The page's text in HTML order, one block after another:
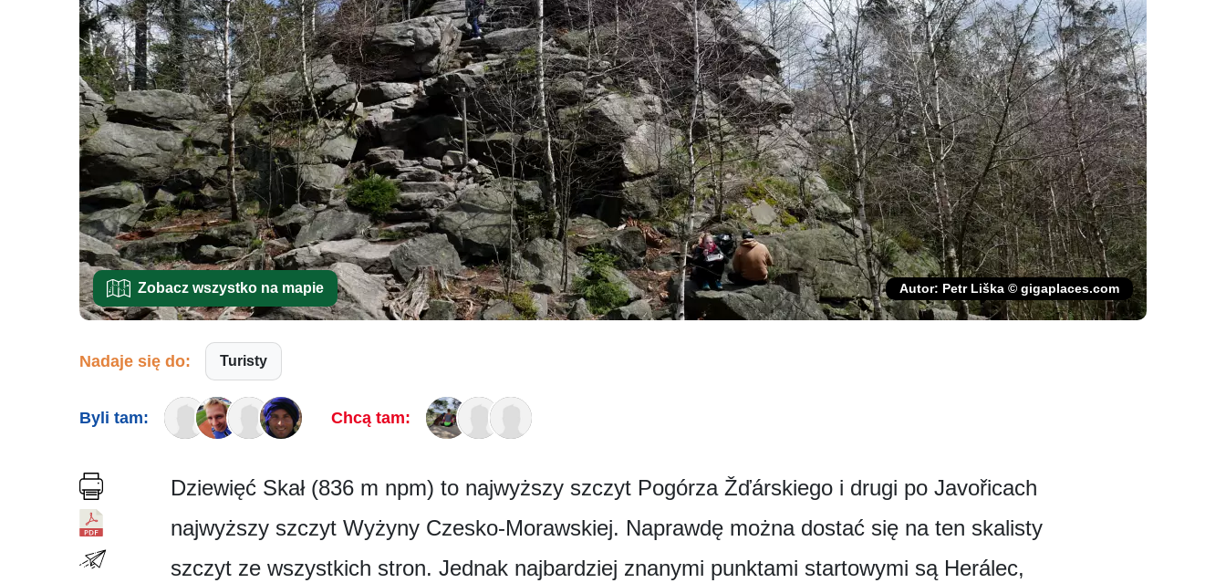
Zobacz wszystko na mapie Autor: Petr Liška © gigaplaces.com
Nadaje się do: Turisty
Byli tam: Chcą tam:
Dziewięć Skał (836 m npm) to najwyższy szczyt Pogórza Žďárskiego i drugi po Javořicach
najwyższy szczyt Wyżyny Czesko-Morawskiej. Naprawdę można dostać się na ten skalisty
szczyt ze wszystkich stron. Jednak najbardziej znanymi punktami startowymi są Herálec,